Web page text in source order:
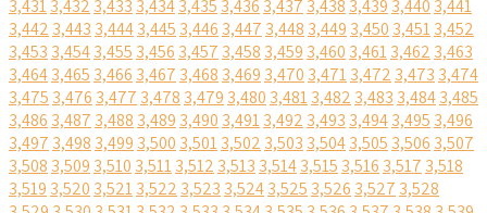
3,4313,432 3,433 3,4343,435 3,436 3,437 3,438 3,439 3,440 3,441
3,442 3,443 3,4443,445 3,446 3,447 3,448 3,449 3,450 3,4513,452
3,453 3,4543,455 3,456 3,457 3,458 3,459 3,460 3,4613,462 3,463
3,4643,465 3,466 3,467 3,468 3,469 3,470 3,4713,472 3,473 3,474
3,475 3,476 3,477 3,478 3,479 3,480 3,4813,482 3,483 3,4843,485
3,486 3,487 3,488 3,489 3,490 3,4913,492 3,493 3,4943,495 3,496
3,497 3,498 3,499 3,500 3,5013,502 3,503 3,5043,505 3,506 3,507
3,508 3,509 3,510 3,5113,512 3,513 3,5143,515 3,516 3,517 3,518
3,519 3,520 3,5213,522 3,523 3,5243,525 3,526 3,527 3,528